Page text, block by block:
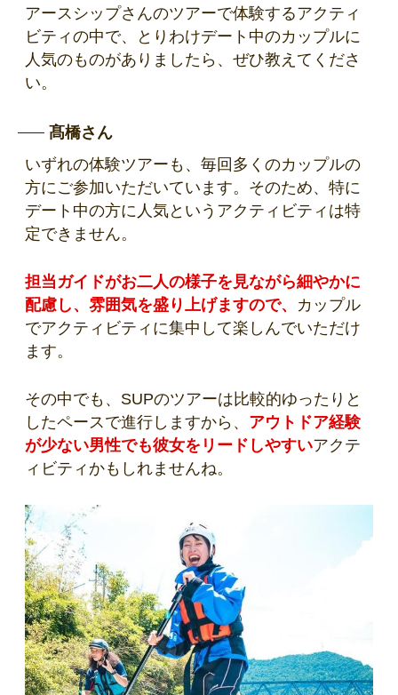
アースシップさんのツアーで体験するアクティ
ビティの中で、とりわけデート中のカップルに
人気のものがありましたら、ぜひ教えてくださ
い。
髙橋さん
いずれの体験ツアーも、毎回多くのカップルの
方にご参加いただいています。そのため、特に
デート中の方に人気というアクティビティは特
定できません。
担当ガイドがお二人の様子を見ながら細やかに
配慮し、雰囲気を盛り上げますので、 カップル
でアクティビティに集中して楽しんでいただけ
ます。
その中でも、SUPのツアーは比較的ゆったりと
したペースで進行しますから、 アウトドア経験
が少ない男性でも彼女をリードしやすいアクテ
ィビティかもしれませんね。